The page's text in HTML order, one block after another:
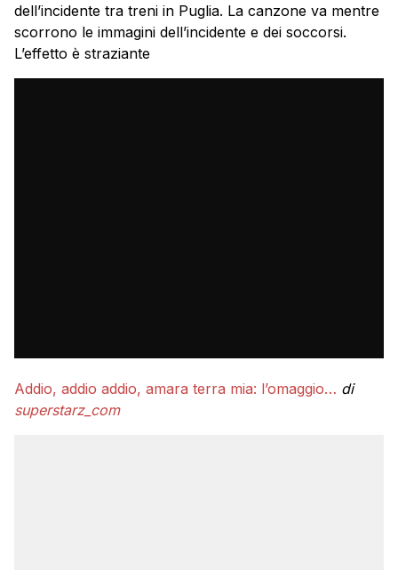
dell’incidente tra treni in Puglia. La canzone va mentre
scorrono le immagini dell’incidente e dei soccorsi.
L’effetto è straziante
Addio, addio addio, amara terra mia: l’omaggio… di
superstarz_com